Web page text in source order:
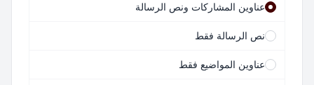
عناوين المشاركات ونص الرسالة
نص الرسالة فقط
عناوين المواضيع فقط